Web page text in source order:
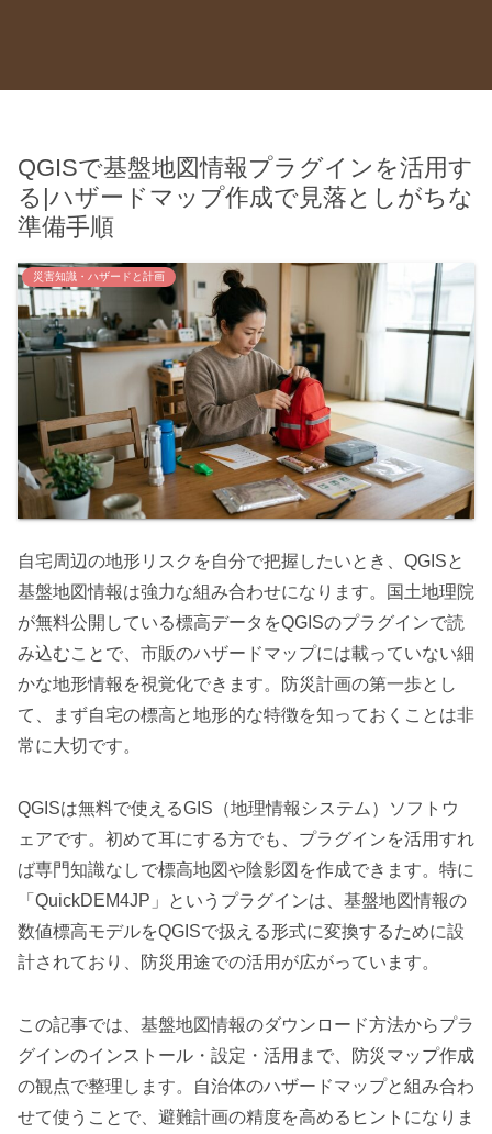
QGISで基盤地図情報プラグインを活用す
る|ハザードマップ作成で見落としがちな
準備手順
災害知識・ハザードと計画
自宅周辺の地形リスクを自分で把握したいとき、QGISと
基盤地図情報は強力な組み合わせになります。国土地理院
が無料公開している標高データをQGISのプラグインで読
み込むことで、市販のハザードマップには載っていない細
かな地形情報を視覚化できます。防災計画の第一歩とし
て、まず自宅の標高と地形的な特徴を知っておくことは非
常に大切です。
QGISは無料で使えるGIS（地理情報システム）ソフトウ
ェアです。初めて耳にする方でも、プラグインを活用すれ
ば専門知識なしで標高地図や陰影図を作成できます。特に
「QuickDEM4JP」というプラグインは、基盤地図情報の
数値標高モデルをQGISで扱える形式に変換するために設
計されており、防災用途での活用が広がっています。
この記事では、基盤地図情報のダウンロード方法からプラ
グインのインストール・設定・活用まで、防災マップ作成
の観点で整理します。自治体のハザードマップと組み合わ
せて使うことで、避難計画の精度を高めるヒントになりま